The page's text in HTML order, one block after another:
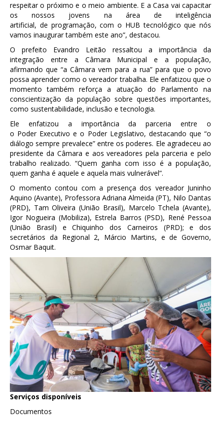
respeitar o próximo e o meio ambiente. E a Casa vai capacitar
os nossos jovens na área de inteligência
artificial, de programação, com o HUB tecnológico que nós
vamos inaugurar também este ano”, destacou.
O prefeito Evandro Leitão ressaltou a importância da
integração entre a Câmara Municipal e a população,
afirmando que “a Câmara vem para a rua” para que o povo
possa aprender como o vereador trabalha. Ele enfatizou que o
momento também reforça a atuação do Parlamento na
conscientização da população sobre questões importantes,
como sustentabilidade, inclusão e tecnologia.
Ele enfatizou a importância da parceria entre o
o Poder Executivo e o Poder Legislativo, destacando que “o
diálogo sempre prevalece” entre os poderes. Ele agradeceu ao
presidente da Câmara e aos vereadores pela parceria e pelo
trabalho realizado. “Quem ganha com isso é a população,
quem ganha é aquele e aquela mais vulnerável”.
O momento contou com a presença dos vereador Juninho
Aquino (Avante), Professora Adriana Almeida (PT), Nilo Dantas
(PRD), Tam Oliveira (União Brasil), Marcelo Tchela (Avante),
Igor Nogueira (Mobiliza), Estrela Barros (PSD), René Pessoa
(União Brasil) e Chiquinho dos Carneiros (PRD); e dos
secretários da Regional 2, Márcio Martins, e de Governo,
Osmar Baquit.
Serviços disponíveis
Documentos